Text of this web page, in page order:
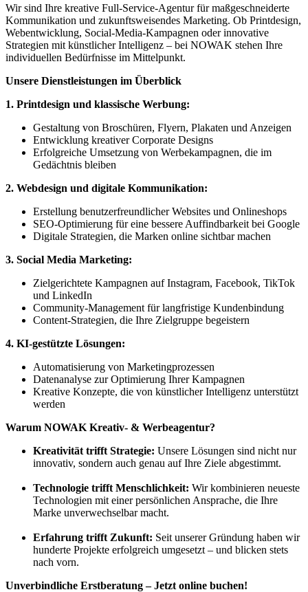
Wir sind Ihre kreative Full-Service-Agentur für maßgeschneiderte
Kommunikation und zukunftsweisendes Marketing. Ob Printdesign,
Webentwicklung, Social-Media-Kampagnen oder innovative
Strategien mit künstlicher Intelligenz – bei NOWAK stehen Ihre
individuellen Bedürfnisse im Mittelpunkt.
Unsere Dienstleistungen im Überblick
1. Printdesign und klassische Werbung:
Gestaltung von Broschüren, Flyern, Plakaten und Anzeigen
Entwicklung kreativer Corporate Designs
Erfolgreiche Umsetzung von Werbekampagnen, die im
Gedächtnis bleiben
2. Webdesign und digitale Kommunikation:
Erstellung benutzerfreundlicher Websites und Onlineshops
SEO-Optimierung für eine bessere Auffindbarkeit bei Google
Digitale Strategien, die Marken online sichtbar machen
3. Social Media Marketing:
Zielgerichtete Kampagnen auf Instagram, Facebook, TikTok
und LinkedIn
Community-Management für langfristige Kundenbindung
Content-Strategien, die Ihre Zielgruppe begeistern
4. KI-gestützte Lösungen:
Automatisierung von Marketingprozessen
Datenanalyse zur Optimierung Ihrer Kampagnen
Kreative Konzepte, die von künstlicher Intelligenz unterstützt
werden
Warum NOWAK Kreativ- & Werbeagentur?
Kreativität trifft Strategie: Unsere Lösungen sind nicht nur
innovativ, sondern auch genau auf Ihre Ziele abgestimmt.
Technologie trifft Menschlichkeit: Wir kombinieren neueste
Technologien mit einer persönlichen Ansprache, die Ihre
Marke unverwechselbar macht.
Erfahrung trifft Zukunft: Seit unserer Gründung haben wir
hunderte Projekte erfolgreich umgesetzt – und blicken stets
nach vorn.
Unverbindliche Erstberatung – Jetzt online buchen!